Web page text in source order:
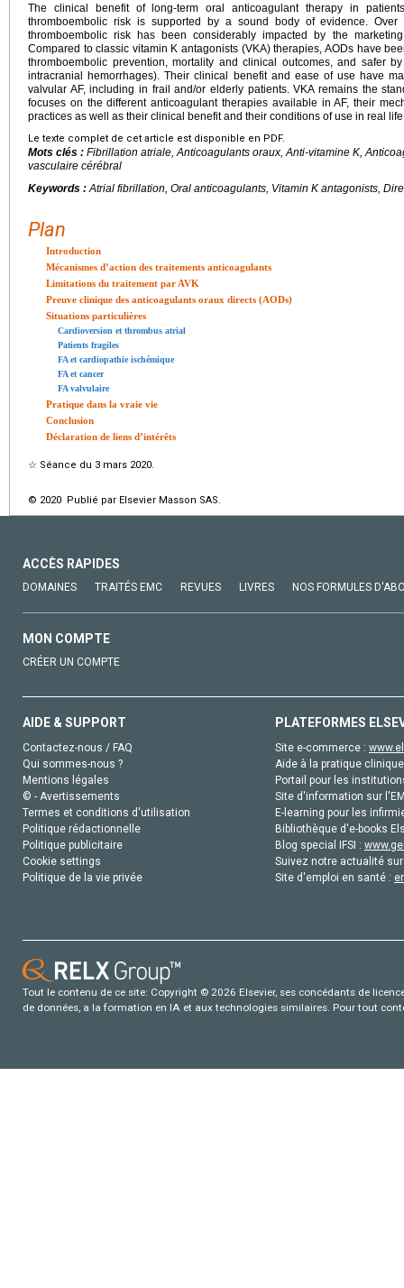
The clinical benefit of long-term oral anticoagulant therapy in
thromboembolic risk is supported by a sound body of evidence.
thromboembolic risk has been considerably impacted by the
Compared to classic vitamin K antagonists (VKA) therapies, AODs have
thromboembolic prevention, mortality and clinical outcomes, and safer
intracranial hemorrhages). Their clinical benefit and ease of use have
valvular AF, including in frail and/or elderly patients. VKA remains the
focuses on the different anticoagulant therapies available in AF, their
practices as well as their clinical benefit and their conditions of use in real
Le texte complet de cet article est disponible en PDF.
Mots clés : Fibrillation atriale, Anticoagulants oraux, Anti-vitamine K,
vasculaire cérébral
Keywords : Atrial fibrillation, Oral anticoagulants, Vitamin K antagonists,
Plan
Introduction
Mécanismes d’action des traitements anticoagulants
Limitations du traitement par AVK
Preuve clinique des anticoagulants oraux directs (AODs)
Situations particulières
Cardioversion et thrombus atrial
Patients fragiles
FA et cardiopathie ischémique
FA et cancer
FA valvulaire
Pratique dans la vraie vie
Conclusion
Déclaration de liens d’intérêts
☆ Séance du 3 mars 2020.
© 2020 Publié par Elsevier Masson SAS.
ACCÈS RAPIDES
DOMAINES TRAITÉS EMC REVUES LIVRES NOS FORMULES
MON COMPTE
CRÉER UN COMPTE
AIDE & SUPPORT
Contactez-nous / FAQ
Qui sommes-nous ?
Mentions légales
© - Avertissements
Termes et conditions d'utilisation
Politique rédactionnelle
Politique publicitaire
Cookie settings
Politique de la vie privée
PLATEFORMES
Site e-commerce :
Aide à la pratique
Portail pour les
Site d'information sur
E-learning pour les
Bibliothèque d'e-books
Blog special IFSI :
Suivez notre actualité
Site d'emploi en santé :
Tout le contenu de ce site: Copyright © 2026 Elsevier, ses concédants de
de données, a la formation en IA et aux technologies similaires. Pour tout